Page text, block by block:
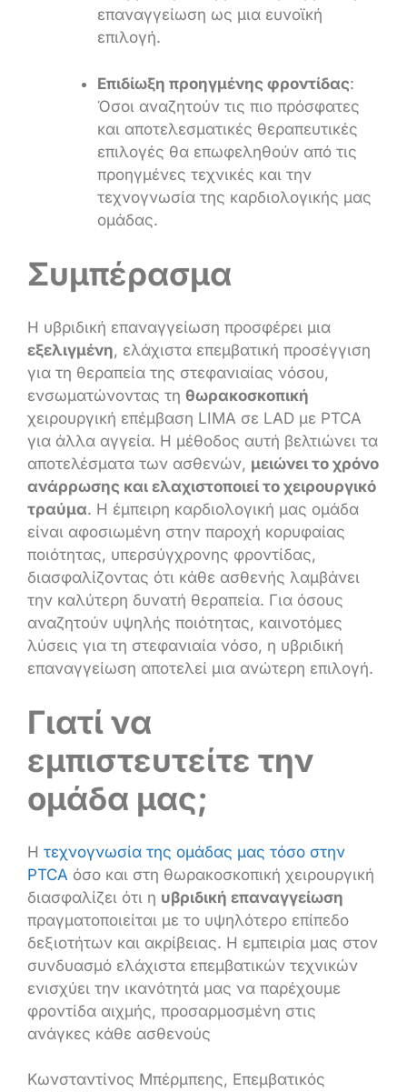
επαναγγείωση ως μια ευνοϊκή
επιλογή.
Επιδίωξη προηγμένης φροντίδας:
Όσοι αναζητούν τις πιο πρόσφατες
και αποτελεσματικές θεραπευτικές
επιλογές θα επωφεληθούν από τις
προηγμένες τεχνικές και την
τεχνογνωσία της καρδιολογικής μας
ομάδας.
Συμπέρασμα
Η υβριδική επαναγγείωση προσφέρει μια
εξελιγμένη, ελάχιστα επεμβατική προσέγγιση
για τη θεραπεία της στεφανιαίας νόσου,
ενσωματώνοντας τη θωρακοσκοπική
χειρουργική επέμβαση LIMA σε LAD με PTCA
για άλλα αγγεία. Η μέθοδος αυτή βελτιώνει τα
αποτελέσματα των ασθενών, μειώνει το χρόνο
ανάρρωσης και ελαχιστοποιεί το χειρουργικό
τραύμα. Η έμπειρη καρδιολογική μας ομάδα
είναι αφοσιωμένη στην παροχή κορυφαίας
ποιότητας, υπερσύγχρονης φροντίδας,
διασφαλίζοντας ότι κάθε ασθενής λαμβάνει
την καλύτερη δυνατή θεραπεία. Για όσους
αναζητούν υψηλής ποιότητας, καινοτόμες
λύσεις για τη στεφανιαία νόσο, η υβριδική
επαναγγείωση αποτελεί μια ανώτερη επιλογή.
Γιατί να
εμπιστευτείτε την
ομάδα μας;
Η τεχνογνωσία της ομάδας μας τόσο στην
PTCA όσο και στη θωρακοσκοπική χειρουργική
διασφαλίζει ότι η υβριδική επαναγγείωση
πραγματοποιείται με το υψηλότερο επίπεδο
δεξιοτήτων και ακρίβειας. Η εμπειρία μας στον
συνδυασμό ελάχιστα επεμβατικών τεχνικών
ενισχύει την ικανότητά μας να παρέχουμε
φροντίδα αιχμής, προσαρμοσμένη στις
ανάγκες κάθε ασθενούς
Κωνσταντίνος Μπέρμπεης, Επεμβατικός